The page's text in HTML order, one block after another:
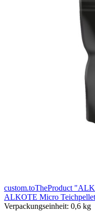
custom.toTheProduct
ALKOTE Micro
Verpackungseinheit: 0,6 kg